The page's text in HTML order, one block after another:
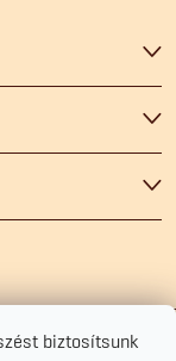
biztosítsunk
5/5